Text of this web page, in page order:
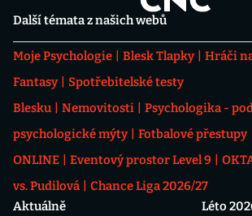
Další témata z našich webů
Moje Psychologie Blesk Tlapky Hráči
Fantasy
Spotřebitelské testy
Blesku
Nemovitosti
Psychologika -
psychologické mýty
Fotbalové přestupy
ONLINE
Eventový prostor Level 9
vs. Pudilová
Chance Liga 2026/27
Aktuálně
Léto